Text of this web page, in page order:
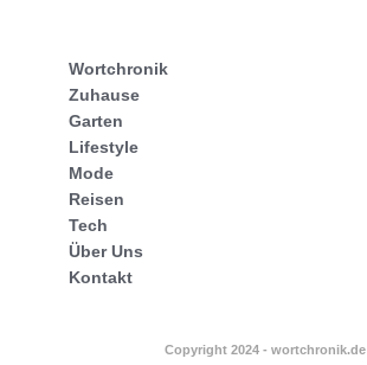
Wortchronik
Zuhause
Garten
Lifestyle
Mode
Reisen
Tech
Über Uns
Kontakt
Copyright 2024 - wortchronik.de